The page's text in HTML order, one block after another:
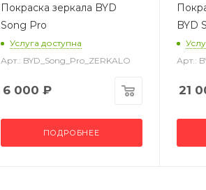
Покраска зеркала BYD
Song Pro
Услуга доступна
Арт.: BYD_Song_Pro_ZERKALO
6 000 ₽
ПОДРОБНЕЕ
BYD
Арт.:
21